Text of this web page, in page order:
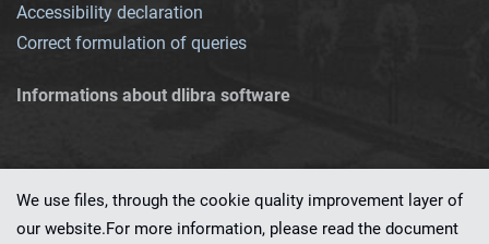
Accessibility declaration
Correct formulation of queries
Informations about dlibra software
We use files, through the cookie quality improvement layer of
our website.For more information, please read the document